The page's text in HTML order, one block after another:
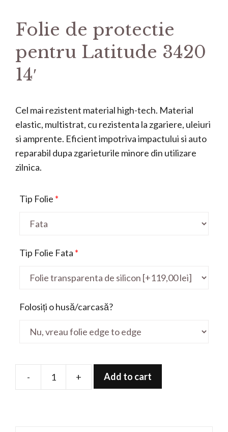
Folie de protectie
pentru Latitude 3420
14′
Cel mai rezistent material high-tech. Material
elastic, multistrat, cu rezistenta la zgariere, uleiuri
si amprente. Eficient impotriva impactului si auto
reparabil dupa zgarieturile minore din utilizare
zilnica.
Tip Folie *
Tip Folie Fata *
Folosiți o husă/carcasă?
-
Folie
+ Add to cart